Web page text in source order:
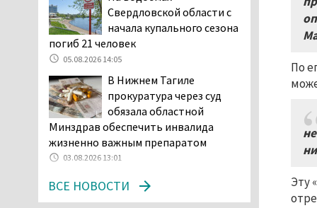
По
Эту
начала купального сезона
погиб 21 человек
05.08.2026 14:05
Нижний Тагил на три дня
станет мировой
столицей
короткометражного кино
05.08.2026 13:20
Мэрия раскрыла имя
главной звезды Дня
города в Нижнем Тагиле
Свердловской области с
начала купального сезона
погиб 21 человек
05.08.2026 14:05
В Нижнем Тагиле
прокуратура через суд
обязала областной
Минздрав обеспечить инвалида
жизненно важным препаратом
03.08.2026 13:01
ВСЕ НОВОСТИ